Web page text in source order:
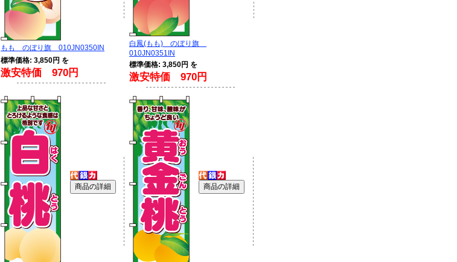
もも のぼり旗 010JN0350IN
標準価格: 3,850円 を
激安特価 970円
白鳳(もも) のぼり旗
010JN0351IN
標準価格: 3,850円 を
激安特価 970円